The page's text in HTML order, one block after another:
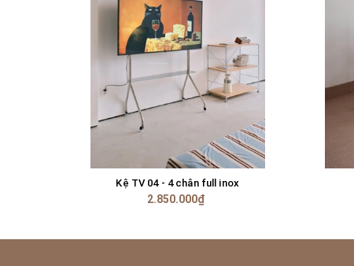
HẾT HÀNG
Kệ TV 04 - 4 chân full inox
2.850.000₫